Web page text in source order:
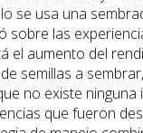
se usa una
las
el aumento del
semillas a
no existe
que fueron